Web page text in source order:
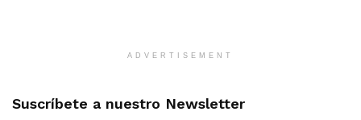
ADVERTISEMENT
Suscríbete a nuestro Newsletter